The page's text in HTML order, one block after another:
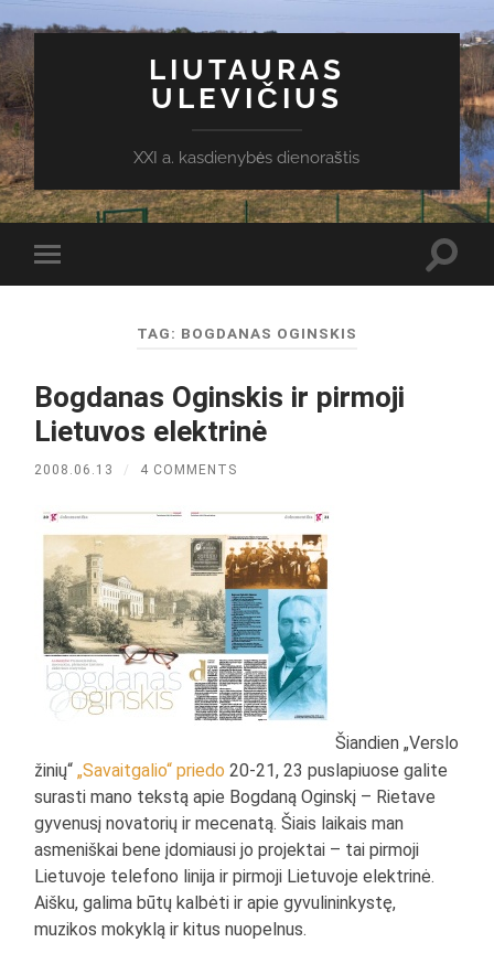
LIUTAURAS
ULEVIČIUS
XXI a. kasdienybės dienoraštis
Toggle
mobile
TAG: BOGDANAS OGINSKIS
Bogdanas Oginskis ir pirmoji
Lietuvos elektrinė
2008.06.13 / 4 COMMENTS
Šiandien „Verslo
žinių“„Savaitgalio“ priedo 20-21, 23 puslapiuose galite
surasti mano tekstą apie Bogdaną Oginskį – Rietave
gyvenusį novatorių ir mecenatą. Šiais laikais man
asmeniškai bene įdomiausi jo projektai – tai pirmoji
Lietuvoje telefono linija ir pirmoji Lietuvoje elektrinė.
Aišku, galima būtų kalbėti ir apie gyvulininkystę,
muzikos mokyklą ir kitus nuopelnus.